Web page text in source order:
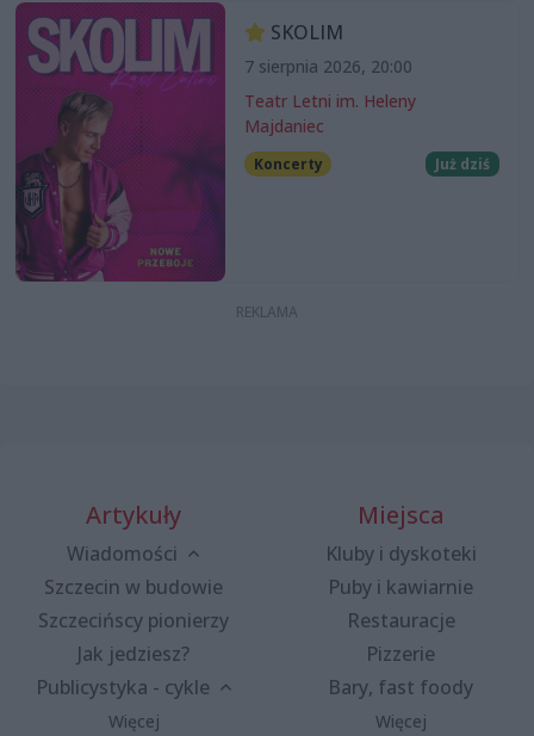
SKOLIM
7 sierpnia 2026, 20:00
Teatr Letni im. Heleny
Majdaniec
Koncerty Już dziś
Artykuły
Wiadomości
Szczecin w budowie
Szczecińscy pionierzy
Jak jedziesz?
Publicystyka - cykle
Więcej
Miejsca
Kluby i dyskoteki
Puby i kawiarnie
Restauracje
Pizzerie
Bary, fast foody
Więcej